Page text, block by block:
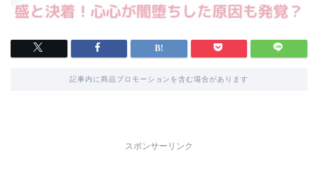
記事内に商品プロモーションを含む場合があります
スポンサーリンク